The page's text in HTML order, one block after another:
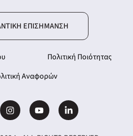
ΕΠΙΣΉΜΑΝΣΗ
Πολιτική Ποιότητας
Αναφορών